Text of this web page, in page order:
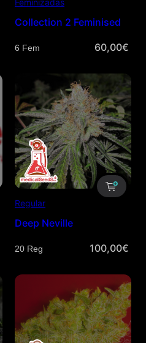
Feminizadas
Collection 2 Feminised
Cantidad 60,00€
Regular
Deep Neville
Cantidad 100,00€